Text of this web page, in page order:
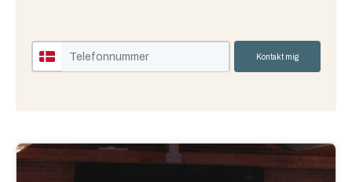
Kontakt mig